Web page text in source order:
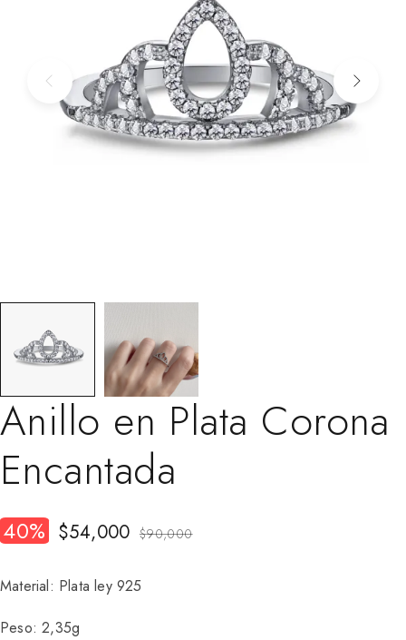
Anillo en Plata Corona
Encantada
40% $90,000
$54,000
Material: Plata ley 925
Peso: 2,35g